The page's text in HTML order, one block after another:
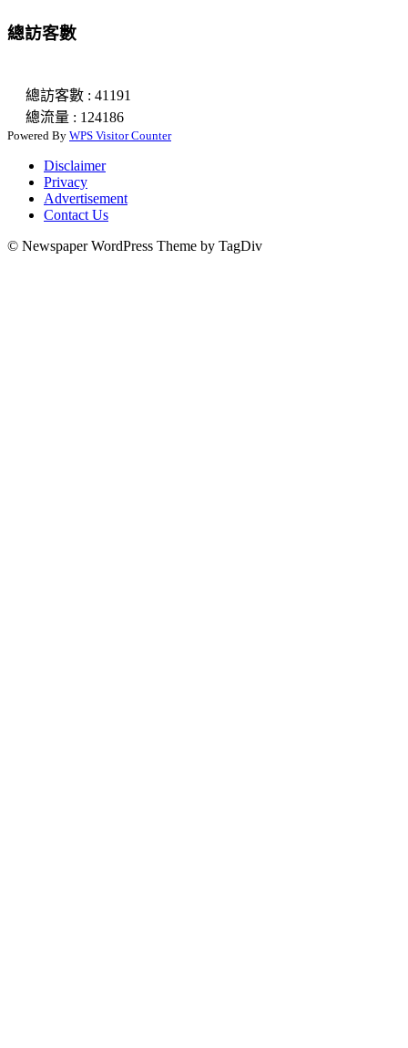
總訪客數
總訪客數 : 41191
總流量 : 124186
Powered By WPS Visitor Counter
Disclaimer
Privacy
Advertisement
Contact Us
© Newspaper WordPress Theme by TagDiv